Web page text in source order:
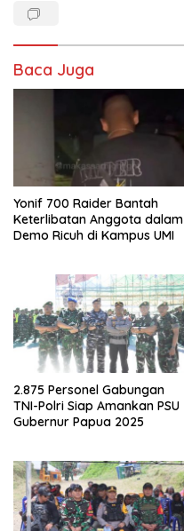
Baca Juga
Yonif 700 Raider Bantah
Keterlibatan Anggota dalam
Demo Ricuh di Kampus UMI
2.875 Personel Gabungan
TNI-Polri Siap Amankan PSU
Gubernur Papua 2025